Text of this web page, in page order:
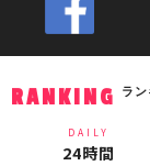
RANKING ラ
DAILY
24時間